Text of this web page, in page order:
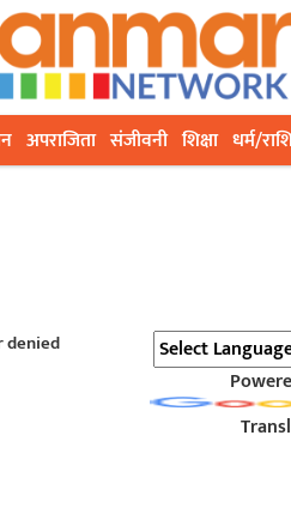
अपराजिता संजीवनी शिक्षा धर्म/
denied